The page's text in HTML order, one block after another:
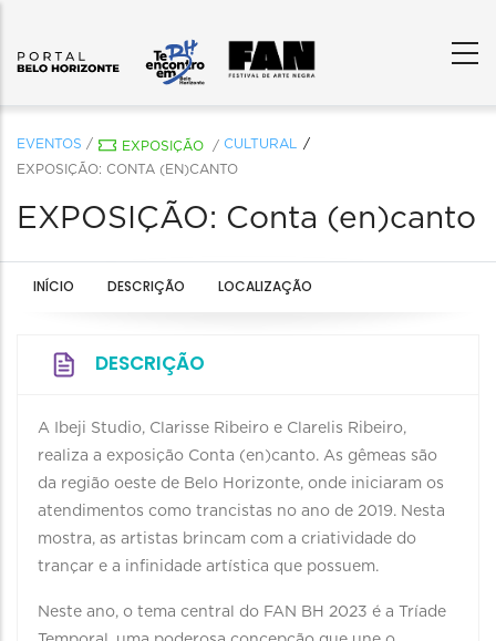
EVENTOS / EXPOSIÇÃO / CULTURAL
EXPOSIÇÃO: CONTA (EN)CANTO
EXPOSIÇÃO: Conta (en)canto
INÍCIO DESCRIÇÃO LOCALIZAÇÃO
DESCRIÇÃO
A Ibeji Studio, Clarisse Ribeiro e Clarelis Ribeiro,
realiza a exposição Conta (en)canto. As gêmeas são
da região oeste de Belo Horizonte, onde iniciaram os
atendimentos como trancistas no ano de 2019. Nesta
mostra, as artistas brincam com a criatividade do
trançar e a infinidade artística que possuem.
Neste ano, o tema central do FAN BH 2023 é a Tríade